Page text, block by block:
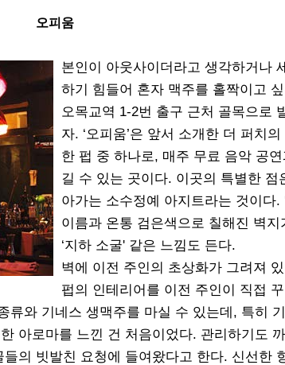
오피움
본인이 아웃사이더라고 생각하거나
하기 힘들어 혼자 맥주를 홀짝이고
오목교역 1-2번 출구 근처 골목으로
자. ‘오피움’은 앞서 소개한 더 퍼치
한 펍 중 하나로, 매주 무료 음악 공
길 수 있는 곳이다. 이곳의 특별한 점
아가는 소수정예 아지트라는 것이다.
이름과 온통 검은색으로 칠해진 벽지
‘지하 소굴' 같은 느낌도 든다.
벽에 이전 주인의 초상화가 그려져
펍의 인테리어를 이전 주인이 직접
류와 기네스 생맥주를 마실 수 있는데, 특히
아로마를 느낀 건 처음이었다. 관리하기도
의 빗발친 요청에 들여왔다고 한다. 신선한